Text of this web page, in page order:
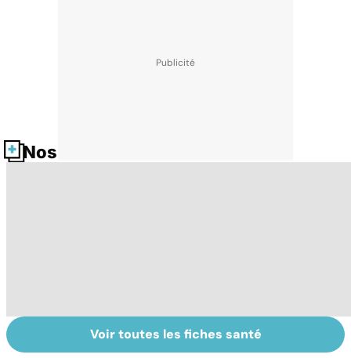
Nos fiches santé
Narcolepsie : des
Bien dormir,
Voir toutes les fiches santé